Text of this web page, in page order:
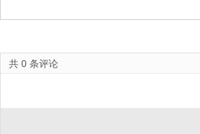
共 0 条评论